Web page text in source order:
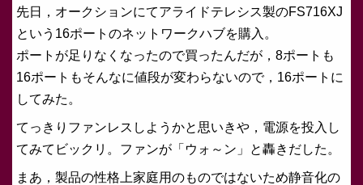
先日，オークションにてアライドテレシス製のFS716XJ
という16ポートのネットワークハブを購入。
ポートが足りなくなったので買ったんだが，8ポートも
16ポートもそんなに値段が変わらないので，16ポートに
してみた。
てっきりファンレスしようかと思いきや，電源を投入し
てみてビックリ。ファンが「ウォ～ン」と轟きだした。
まあ，製品の性格上家庭用のものではないため静音化の